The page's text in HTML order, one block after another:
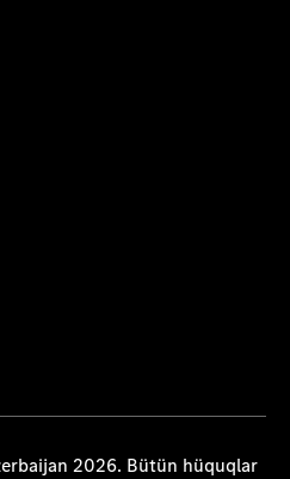
2026. Bütün hüquqlar